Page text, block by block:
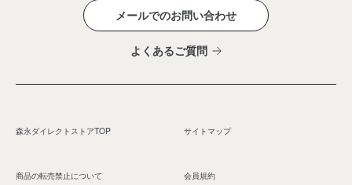
メールでのお問い合わせ
よくあるご質問
森永ダイレクトストアTOP サイトマップ
商品の転売禁止について 会員規約